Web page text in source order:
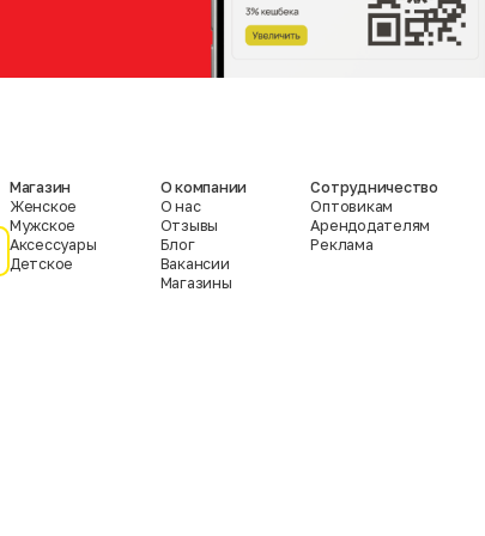
Магазин
Женское
Мужское
Аксессуары
Детское
О компании
О нас
Отзывы
Блог
Вакансии
Магазины
Сотрудничество
Оптовикам
Арендодателям
Реклама